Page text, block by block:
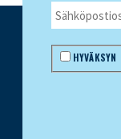
HYVÄKSYN